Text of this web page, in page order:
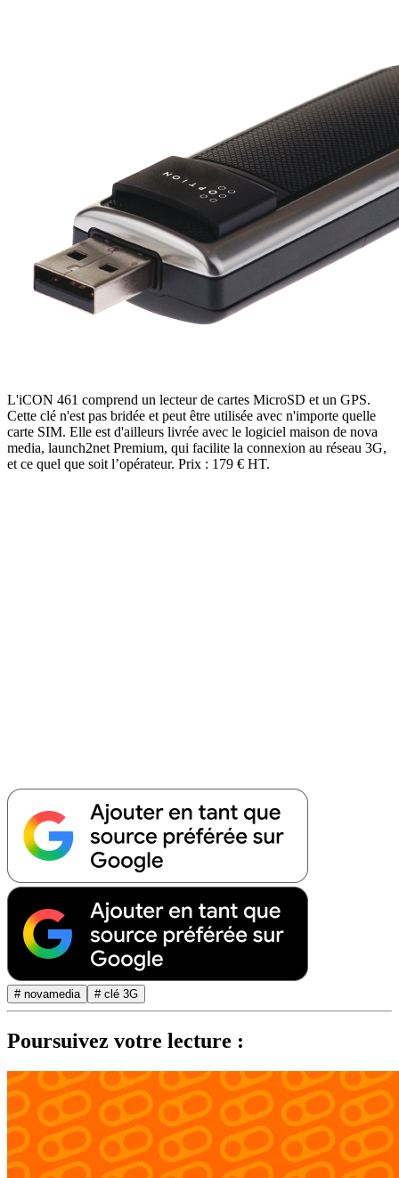
L'iCON 461 comprend un lecteur de cartes MicroSD et un GPS.
Cette clé n'est pas bridée et peut être utilisée avec n'importe quelle
carte SIM. Elle est d'ailleurs livrée avec le logiciel maison de nova
media, launch2net Premium, qui facilite la connexion au réseau 3G,
et ce quel que soit l’opérateur. Prix : 179 € HT.
# novamedia # clé 3G
Poursuivez votre lecture :